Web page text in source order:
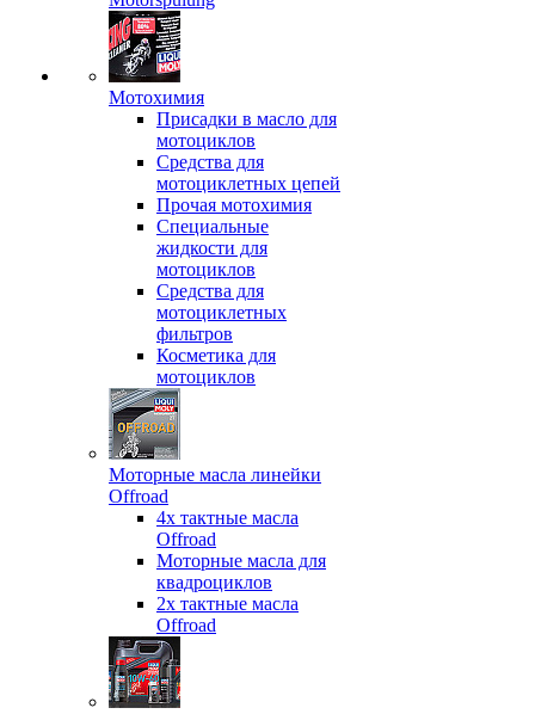
Мотохимия
Присадки в масло для
мотоциклов
Средства для
мотоциклетных цепей
Прочая мотохимия
Специальные
жидкости для
мотоциклов
Средства для
мотоциклетных
фильтров
Косметика для
мотоциклов
Моторные масла линейки
Offroad
4х тактные масла
Offroad
Моторные масла для
квадроциклов
2х тактные масла
Offroad